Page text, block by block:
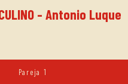
- Antonio Luque
Pareja 1